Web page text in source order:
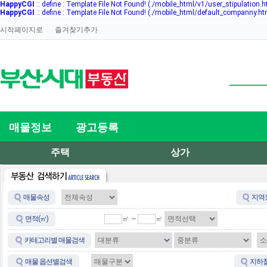
HappyCGI
:: define : Template File Not Found! (./mobile_html/v1/
HappyCGI
:: define : Template File Not Found! (./mobile_html/
시작페이지로 즐겨찾기추가
매물정보 광고등록
주택 상가
매물속성 지역
면적(㎡) ㎡ ~ ㎡
카테고리별 매물검색
매물 옵션별검색 지하